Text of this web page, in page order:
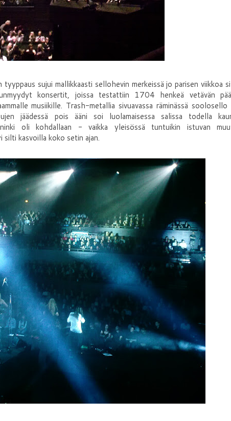
tyyppaus sujui mallikkaasti sellohevin merkeissä jo parisen viikkoa
konsertit, joissa testattiin 1704 henkeä vetävän
musiikille. Trash-metallia sivuavassa räminässä soolosello
jäädessä pois ääni soi luolamaisessa salissa todella
oli kohdallaan - vaikka yleisössä tuntuikin istuvan
silti kasvoilla koko setin ajan.